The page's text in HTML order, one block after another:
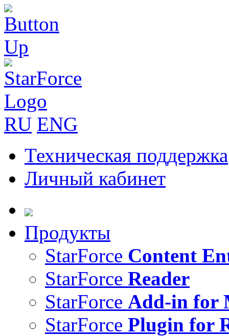
RU ENG
Техническая поддержка
Личный кабинет
Продукты
StarForce Content
StarForce Reader
StarForce Add-in for
StarForce Plugin for